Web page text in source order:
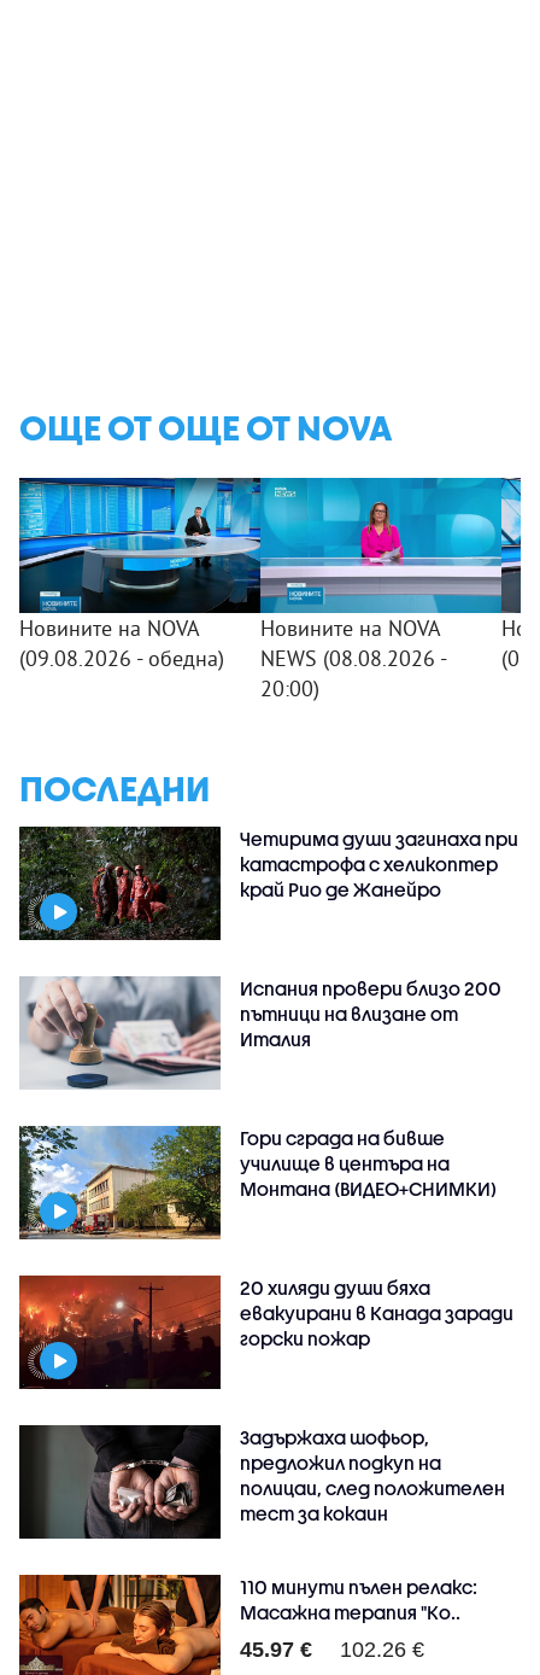
ОЩЕ ОТ ОЩЕ ОТ NOVA
Новините на NOVA
(09.08.2026 - обедна)
Новините на NOVA
NEWS (08.08.2026 -
20:00)
ПОСЛЕДНИ
Четирима души загинаха при
катастрофа с хеликоптер
край Рио де Жанейро
Испания провери близо 200
пътници на влизане от
Италия
Гори сграда на бивше
училище в центъра на
Монтана (ВИДЕО+СНИМКИ)
20 хиляди души бяха
евакуирани в Канада заради
горски пожар
Задържаха шофьор,
предложил подкуп на
полицаи, след положителен
тест за кокаин
110 минути пълен релакс:
Масажна терапия "Ко..
45.97 € 102.26 €